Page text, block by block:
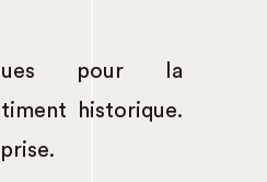
pour la
historique.